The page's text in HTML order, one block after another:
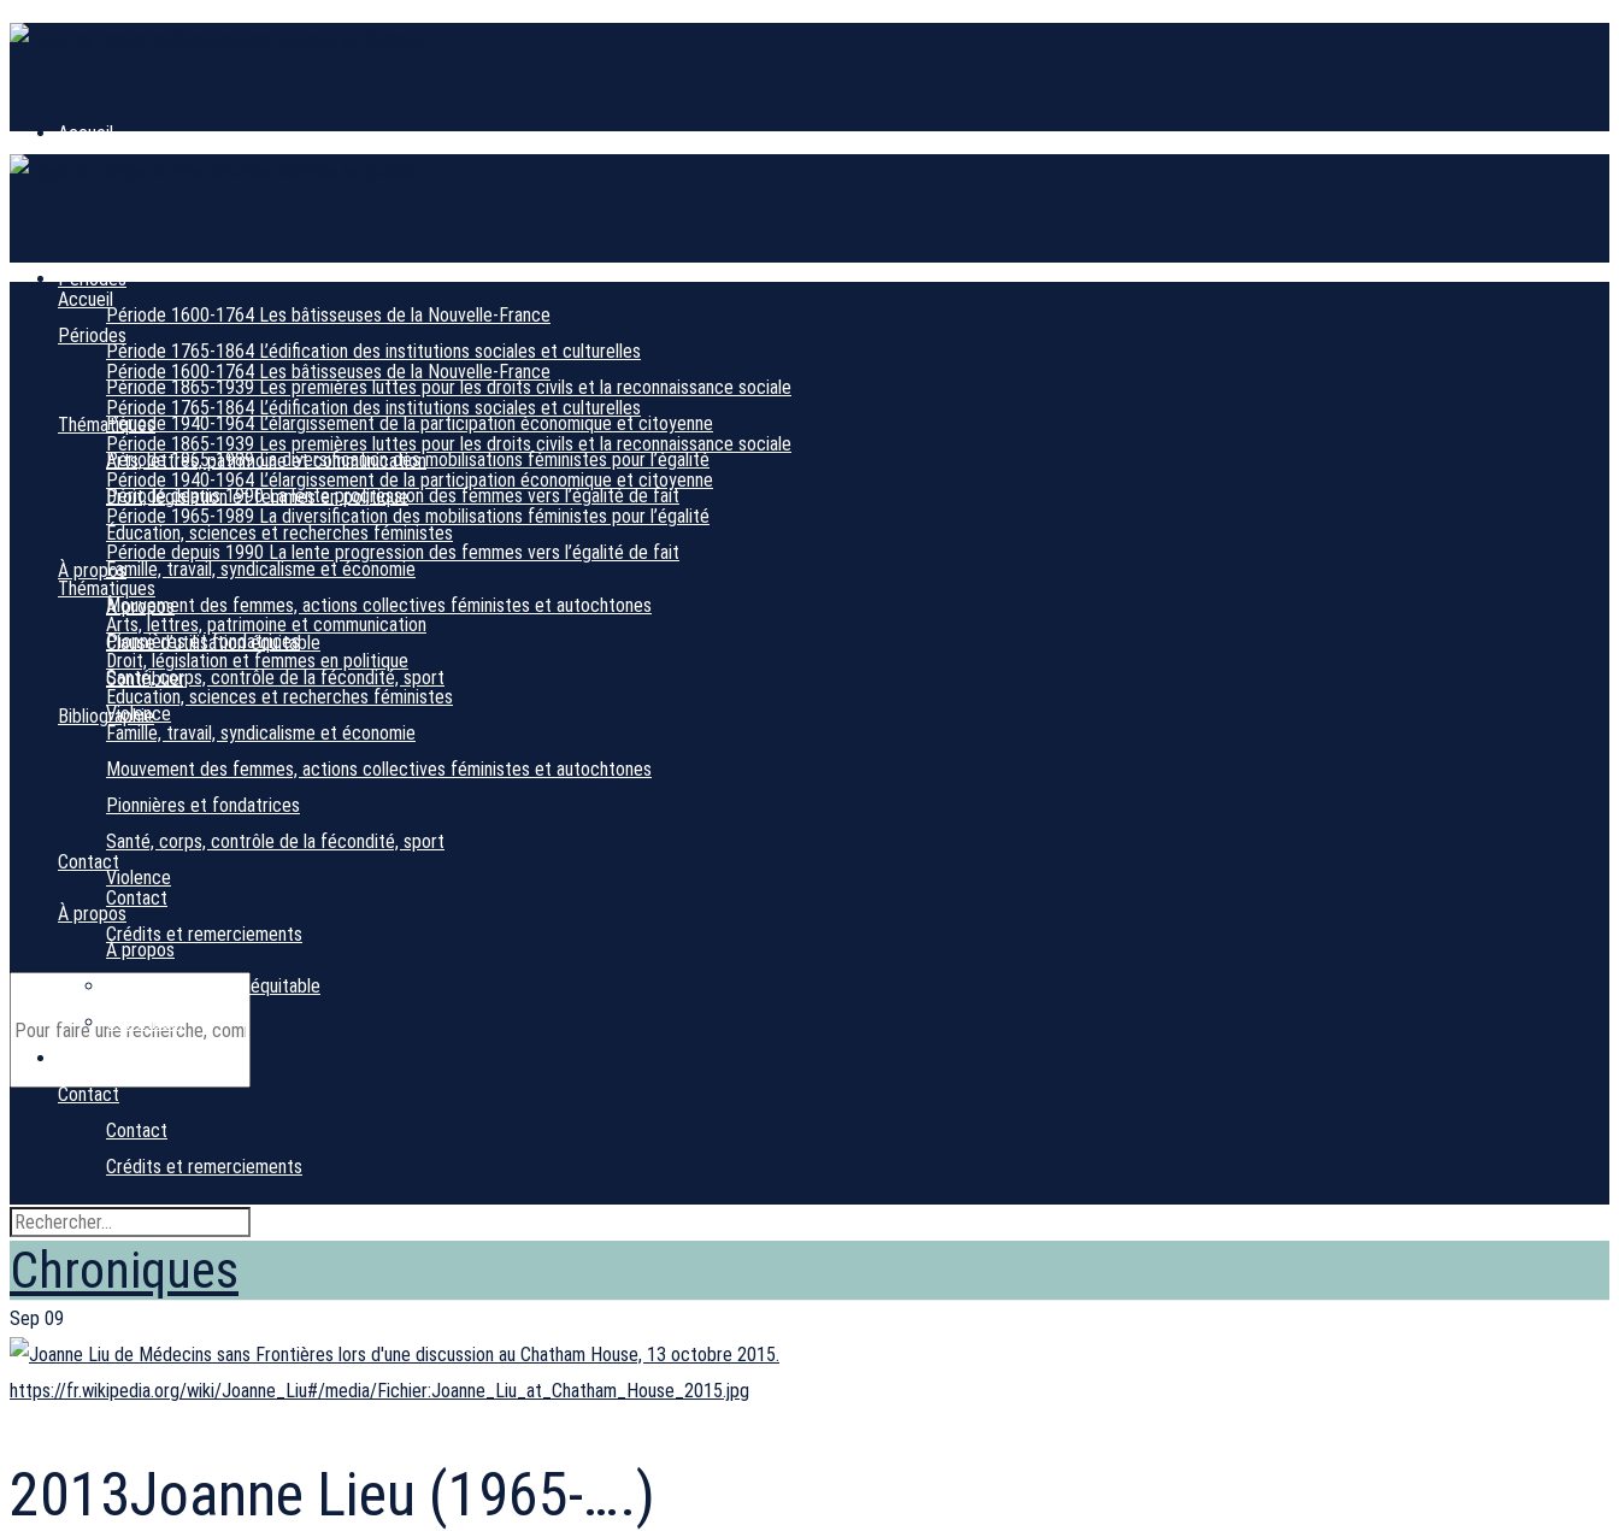
Accueil
Périodes
Période 1600-1764 Les bâtisseuses de la Nouvelle-France
Période 1765-1864 L’édification des institutions sociales et culturelles
Période 1865-1939Les premières luttes pour les droits civils et la reconnaissance sociale
Période 1940-1964L’élargissement de la participation économique et citoyenne
Période 1965-1989La diversification des mobilisations féministes pour l’égalité
Période depuis 1990La lente progression des femmes vers l’égalité de fait
Thématiques
Arts, lettres, patrimoine et communication
Droit, législation et femmes en politique
Éducation, sciences et recherches féministes
Famille, travail, syndicalisme et économie
Mouvement des femmes, actions collectives féministes et autochtones
Pionnières et fondatrices
Santé, corps, contrôle de la fécondité, sport
Violence
À propos
À propos
Clause d’utilisation équitable
Contribuer
Bibliographie
Contact
Contact
Crédits et remerciements
Accueil
Périodes
Période 1600-1764 Les bâtisseuses de la Nouvelle-France
Période 1765-1864 L’édification des institutions sociales et culturelles
Période 1865-1939 Les premières luttes pour les droits civils et la reconnaissance sociale
Période 1940-1964 L’élargissement de la participation économique et citoyenne
Période 1965-1989 La diversification des mobilisations féministes pour l’égalité
Période depuis 1990 La lente progression des femmes vers l’égalité de fait
Thématiques
Arts, lettres, patrimoine et communication
Droit, législation et femmes en politique
Éducation, sciences et recherches féministes
Famille, travail, syndicalisme et économie
Mouvement des femmes, actions collectives féministes et autochtones
Pionnières et fondatrices
Santé, corps, contrôle de la fécondité, sport
Violence
À propos
À propos
Clause d’utilisation équitable
Contribuer
Contact
Contact
Crédits et remerciements
Chroniques
Sep 09
https://fr.wikipedia.org/wiki/Joanne_Liu#/media/Fichier:Joanne_Liu_at_Chatham_House_2015.jpg
2013Joanne Lieu (1965-….)